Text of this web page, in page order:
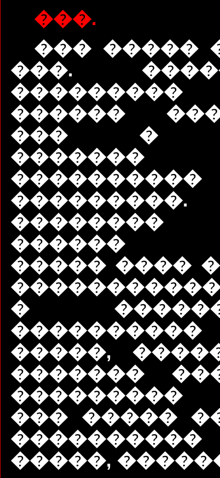
���.
��� �����
���.
������
��� �
�������
����������
���������.
������
����� ����
�
�����,
�������
���������
��� �����
�����,